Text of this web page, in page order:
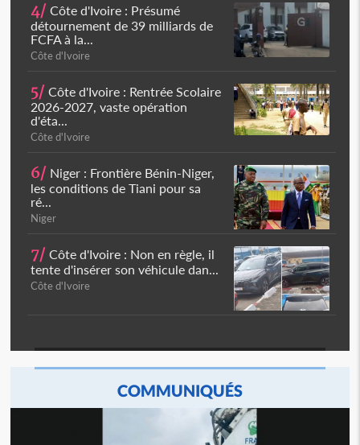
4/ Côte d'Ivoire : Présumé
détournement de 39 milliards de
FCFA à la...
Côte d'Ivoire
5/ Côte d'Ivoire : Rentrée Scolaire
2026-2027, vaste opération
d'éta...
Côte d'Ivoire
6/ Niger : Frontière Bénin-Niger,
les conditions de Tiani pour sa
ré...
Niger
7/ Côte d'Ivoire : Non en règle, il
tente d'insérer son véhicule dan...
Côte d'Ivoire
COMMUNIQUÉS